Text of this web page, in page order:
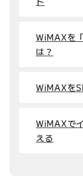
WiMAXを
は？
WiMAXを
WiMAXで
える